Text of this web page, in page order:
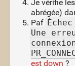
Je vérifie
abrégée)
Paf
Une
est down ?